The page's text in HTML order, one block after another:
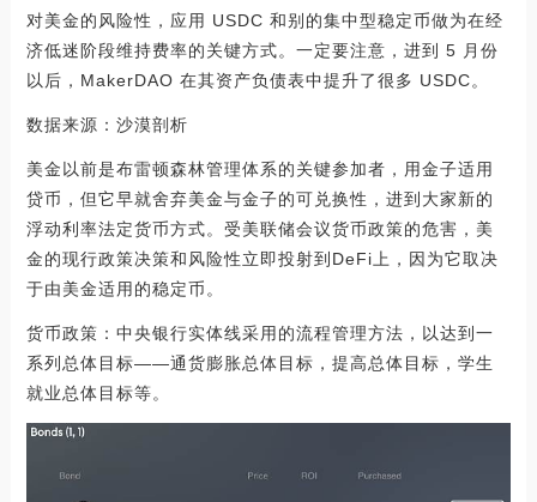
对美金的风险性，应用 USDC 和别的集中型稳定币做为在经
济低迷阶段维持费率的关键方式。一定要注意，进到 5 月份
以后，MakerDAO 在其资产负债表中提升了很多 USDC。
数据来源：沙漠剖析
美金以前是布雷顿森林管理体系的关键参加者，用金子适用
贷币，但它早就舍弃美金与金子的可兑换性，进到大家新的
浮动利率法定货币方式。受美联储会议货币政策的危害，美
金的现行政策决策和风险性立即投射到DeFi上，因为它取决
于由美金适用的稳定币。
货币政策：中央银行实体线采用的流程管理方法，以达到一
系列总体目标——通货膨胀总体目标，提高总体目标，学生
就业总体目标等。